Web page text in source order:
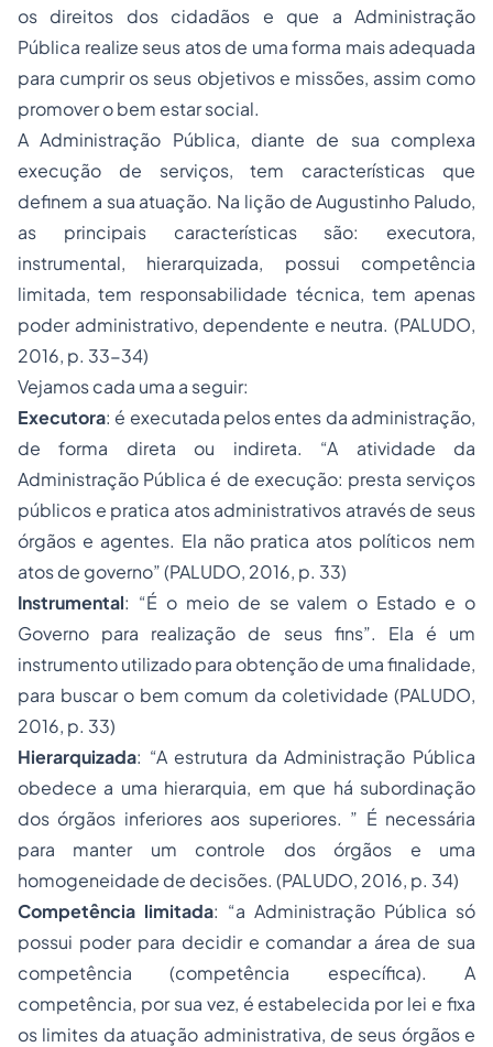
os direitos dos cidadãos e que a Administração
Pública realize seus atos de uma forma mais adequada
para cumprir os seus objetivos e missões, assim como
promover o bem estar social.
A Administração Pública, diante de sua complexa
execução de serviços, tem características que
definem a sua atuação. Na lição de Augustinho Paludo,
as principais características são: executora,
instrumental, hierarquizada, possui competência
limitada, tem responsabilidade técnica, tem apenas
poder administrativo, dependente e neutra. (PALUDO,
2016, p. 33-34)
Vejamos cada uma a seguir:
Executora: é executada pelos entes da administração,
de forma direta ou indireta. “A atividade da
Administração Pública é de execução: presta serviços
públicos e pratica atos administrativos através de seus
órgãos e agentes. Ela não pratica atos políticos nem
atos de governo” (PALUDO, 2016, p. 33)
Instrumental: “É o meio de se valem o Estado e o
Governo para realização de seus fins”. Ela é um
instrumento utilizado para obtenção de uma finalidade,
para buscar o bem comum da coletividade (PALUDO,
2016, p. 33)
Hierarquizada: “A estrutura da Administração Pública
obedece a uma hierarquia, em que há subordinação
dos órgãos inferiores aos superiores. ” É necessária
para manter um controle dos órgãos e uma
homogeneidade de decisões. (PALUDO, 2016, p. 34)
Competência limitada: “a Administração Pública só
possui poder para decidir e comandar a área de sua
competência (competência específica). A
competência, por sua vez, é estabelecida por lei e fixa
os limites da atuação administrativa, de seus órgãos e